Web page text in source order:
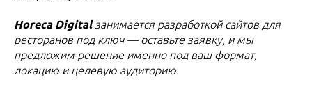
Horeca Digitalзанимается разработкой сайтов для
ресторанов под ключ — оставьте заявку, и мы
предложим решение именно под ваш формат,
локацию и целевую аудиторию.